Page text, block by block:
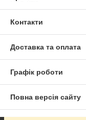
Контакти
Доставка та оплата
Графік роботи
Повна версія сайту